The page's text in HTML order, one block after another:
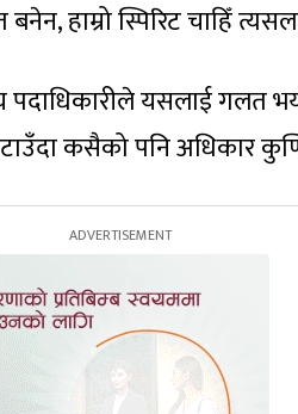
हाम्रो स्पिरिट चाहिँ
यसलाई गलत
कसैको पनि अधिकार